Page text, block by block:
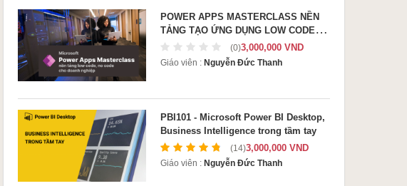
POWER APPS MASTERCLASS NỀN
TẢNG TẠO ỨNG DỤNG LOW CODE
CHO DOANH NGHIỆP
(0)3,000,000 VND
Giáo viên : Nguyễn Đức Thanh
PBI101 - Microsoft Power BI Desktop,
Business Intelligence trong tầm tay
(14)3,000,000 VND
Giáo viên : Nguyễn Đức Thanh